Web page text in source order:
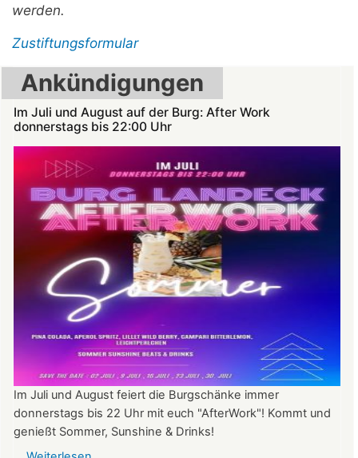
werden.
Zustiftungsformular
Ankündigungen
Im Juli und August auf der Burg: After Work
donnerstags bis 22:00 Uhr
Im Juli und August feiert die Burgschänke immer
donnerstags bis 22 Uhr mit euch "AfterWork"! Kommt und
genießt Sommer, Sunshine & Drinks!